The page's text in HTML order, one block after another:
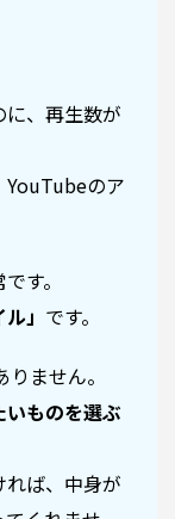
、再生数が
YouTubeのア
す。
」 です。
ません。
いものを選ぶ
ば、中身が